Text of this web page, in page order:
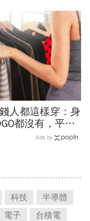
人都這樣穿：身
都沒有，平凡
要價3萬元...一窺
Ads by
科技
半導體
電子
台積電